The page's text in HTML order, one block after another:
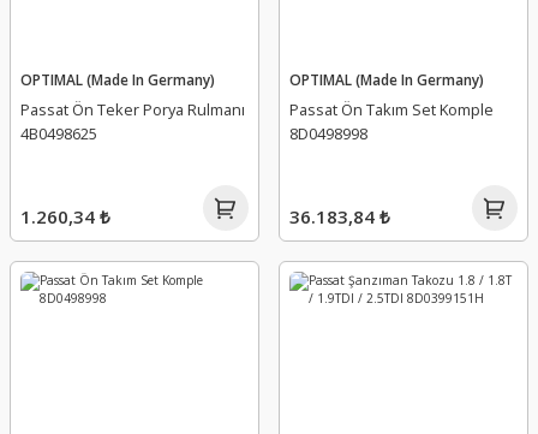
OPTIMAL (Made In Germany)
Passat Ön Teker Porya Rulmanı
4B0498625
1.260,34 ₺
OPTIMAL (Made In Germany)
Passat Ön Takım Set Komple
8D0498998
36.183,84 ₺